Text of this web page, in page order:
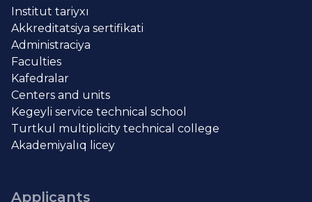
Institut tariyxı
Akkreditatsiya sertifikati
Administraciya
Faculties
Kafedralar
Centers and units
Kegeyli service technical school
Turtkul multiplicity technical college
Akademiyalıq licey
Applicants